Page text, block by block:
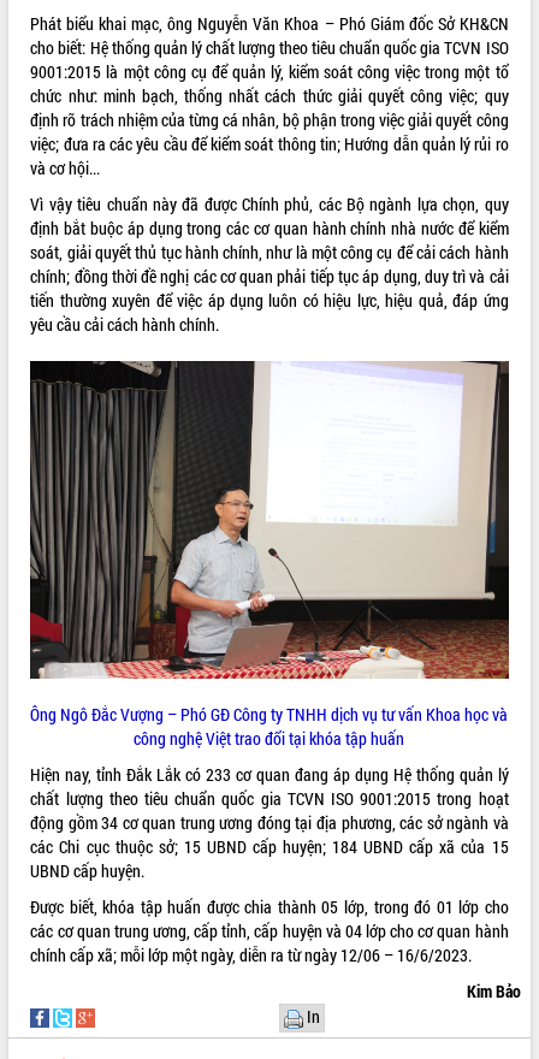
Hôm nay:
23427
Tất cả: 66036167
Phát biểu khai mạc, ông Nguyễn Văn Khoa – Phó Giám đốc Sở KH&CN
cho biết: Hệ thống quản lý chất lượng theo tiêu chuẩn quốc gia TCVN ISO
9001:2015 là một công cụ để quản lý, kiểm soát công việc trong một tổ
chức như: minh bạch, thống nhất cách thức giải quyết công việc; quy
định rõ trách nhiệm của từng cá nhân, bộ phận trong việc giải quyết công
việc; đưa ra các yêu cầu để kiểm soát thông tin; Hướng dẫn quản lý rủi ro
và cơ hội...
Vì vậy tiêu chuẩn này đã được Chính phủ, các Bộ ngành lựa chọn, quy
định bắt buộc áp dụng trong các cơ quan hành chính nhà nước để kiểm
soát, giải quyết thủ tục hành chính, như là một công cụ để cải cách hành
chính; đồng thời đề nghị các cơ quan phải tiếp tục áp dụng, duy trì và cải
tiến thường xuyên để việc áp dụng luôn có hiệu lực, hiệu quả, đáp ứng
yêu cầu cải cách hành chính.
Ông Ngô Đắc Vượng – Phó GĐ Công ty TNHH dịch vụ tư vấn Khoa học và
công nghệ Việttrao đổi tại khóa tập huấn
Hiện nay, tỉnh Đắk Lắk có 233 cơ quan đang áp dụng Hệ thống quản lý
chất lượng theo tiêu chuẩn quốc gia TCVN ISO 9001:2015 trong hoạt
động gồm 34 cơ quan trung ương đóng tại địa phương, các sở ngành và
các Chi cục thuộc sở; 15 UBND cấp huyện; 184 UBND cấp xã của 15
UBND cấp huyện.
Được biết, khóa tập huấn được chia thành 05 lớp, trong đó 01 lớp cho
các cơ quan trung ương, cấp tỉnh, cấp huyện và 04 lớp cho cơ quan hành
chính cấp xã; mỗi lớp một ngày, diễn ra từ ngày 12/06 – 16/6/2023.
Kim Bảo
In